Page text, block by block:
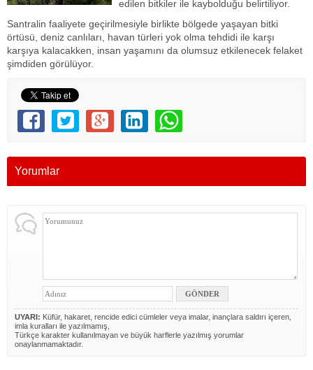
edilen bitkiler ile kaybolduğu belirtiliyor.
Santralin faaliyete geçirilmesiyle birlikte bölgede yaşayan bitki
örtüsü, deniz canlıları, havan türleri yok olma tehdidi ile karşı
karşıya kalacakken, insan yaşamını da olumsuz etkilenecek felaket
şimdiden görülüyor.
Yorumlar
UYARI: Küfür, hakaret, rencide edici cümleler veya imalar, inançlara saldırı içeren,
imla kuralları ile yazılmamış,
Türkçe karakter kullanılmayan ve büyük harflerle yazılmış yorumlar
onaylanmamaktadır.